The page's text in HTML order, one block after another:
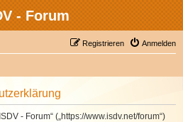
- Forum
Anmelden
Registrieren
- Forum“ („https://www.isdv.net/forum“)